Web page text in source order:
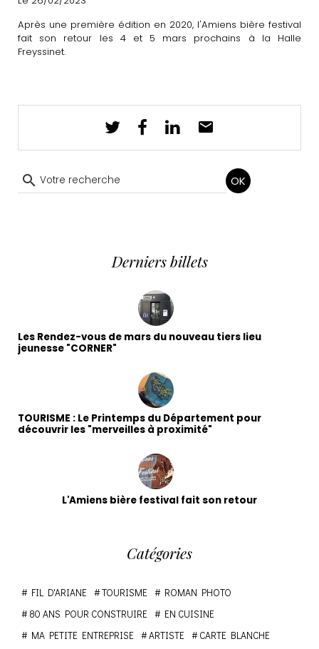
Après une première édition en 2020, l'Amiens bière festival
fait son retour les 4 et 5 mars prochains à la Halle
Freyssinet.
OK
Derniers billets
Les Rendez-vous de mars du nouveau tiers lieu
jeunesse "CORNER"
TOURISME : Le Printemps du Département pour
découvrir les "merveilles à proximité"
L'Amiens bière festival fait son retour
Catégories
FIL D'ARIANE TOURISME
ROMAN PHOTO
80 ANS POUR CONSTRUIRE
EN CUISINE
MA PETITE ENTREPRISE
ARTISTE
CARTE BLANCHE